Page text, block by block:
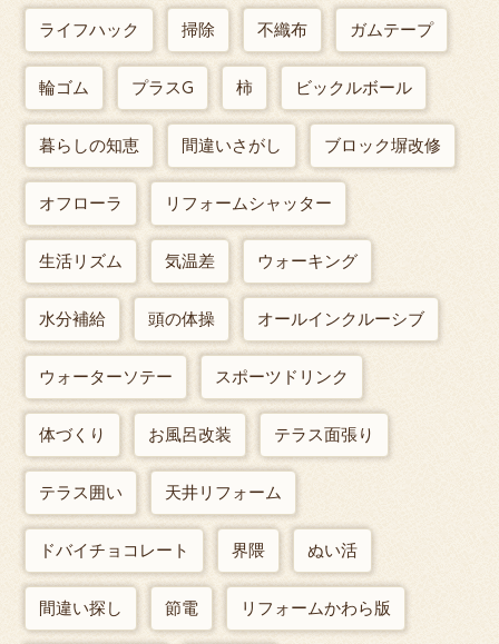
ライフハック 掃除 不織布 ガムテープ
輪ゴム プラスG 柿 ビックルボール
暮らしの知恵 間違いさがし ブロック塀改修
オフローラ リフォームシャッター
生活リズム 気温差 ウォーキング
水分補給 頭の体操 オールインクルーシブ
ウォーターソテー スポーツドリンク
体づくり お風呂改装 テラス面張り
テラス囲い 天井リフォーム
ドバイチョコレート 界隈 ぬい活
間違い探し 節電 リフォームかわら版